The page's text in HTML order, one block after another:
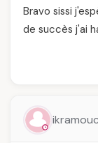
Bravo sissi
de succès j'ai